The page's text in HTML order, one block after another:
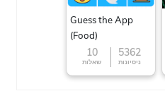
Guess the App
(Food)
10
שאלות
5362
ניסיונות